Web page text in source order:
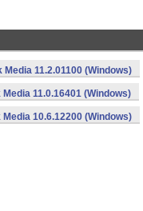
Media 11.2.01100 (Windows)
Media 11.0.16401 (Windows)
Media 10.6.12200 (Windows)